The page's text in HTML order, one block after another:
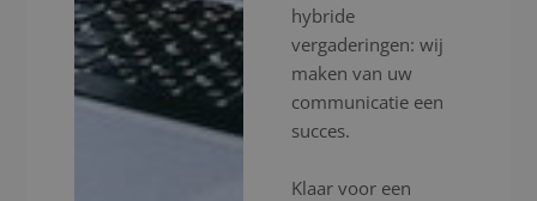
hybride
vergaderingen: wij
maken van uw
communicatie een
succes.
Klaar voor een